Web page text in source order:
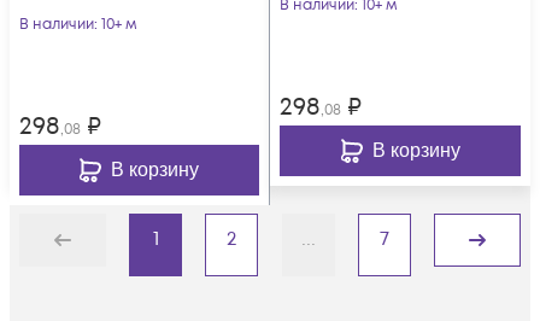
В наличии: 10+ м
298,08 ₽
В корзину
В наличии: 10+ м
298,08 ₽
В корзину
Назад
1 2 ... 7
Дальше